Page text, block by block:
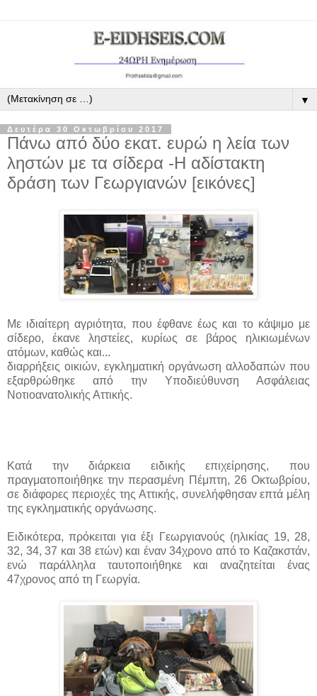
▼
Δευτέρα 30 Οκτωβρίου 2017
Πάνω από δύο εκατ. ευρώ η λεία των
ληστών με τα σίδερα -Η αδίστακτη
δράση των Γεωργιανών [εικόνες]
Με ιδιαίτερη αγριότητα, που έφθανε έως και το κάψιμο με
σίδερο, έκανε ληστείες, κυρίως σε βάρος ηλικιωμένων
ατόμων, καθώς και...
διαρρήξεις οικιών, εγκληματική οργάνωση αλλοδαπών που
εξαρθρώθηκε από την Υποδιεύθυνση Ασφάλειας
Νοτιοανατολικής Αττικής.
Κατά την διάρκεια ειδικής επιχείρησης, που
πραγματοποιήθηκε την περασμένη Πέμπτη, 26 Οκτωβρίου,
σε διάφορες περιοχές της Αττικής, συνελήφθησαν επτά μέλη
της εγκληματικής οργάνωσης.
Ειδικότερα, πρόκειται για έξι Γεωργιανούς (ηλικίας 19, 28,
32, 34, 37 και 38 ετών) και έναν 34χρονο από το Καζακστάν,
ενώ παράλληλα ταυτοποιήθηκε και αναζητείται ένας
47χρονος από τη Γεωργία.